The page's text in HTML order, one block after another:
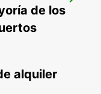
de los
alquiler